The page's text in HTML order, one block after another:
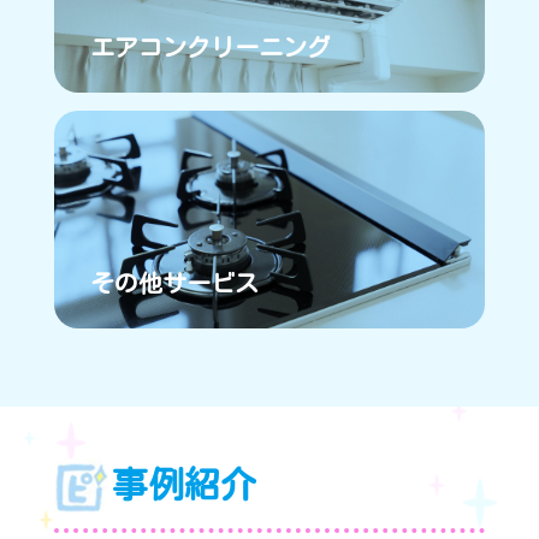
エアコンクリーニング
その他サービス
事例紹介